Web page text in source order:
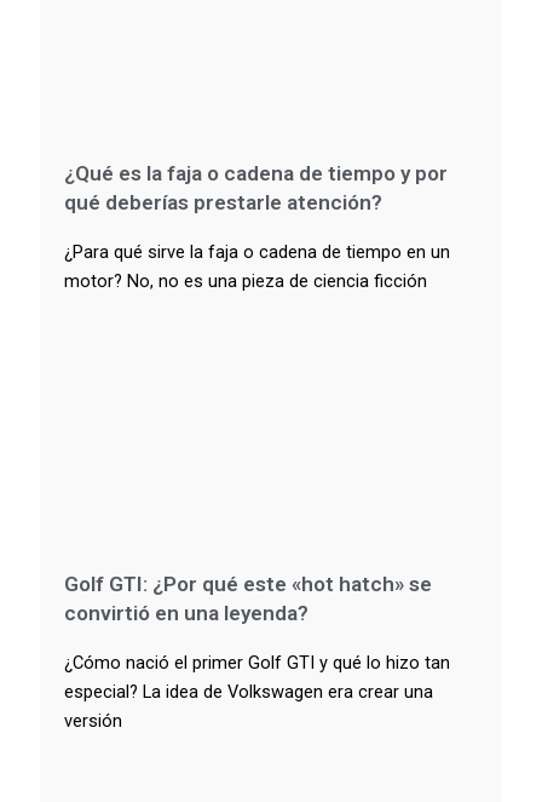
¿Qué es la faja o cadena de tiempo y por
qué deberías prestarle atención?
¿Para qué sirve la faja o cadena de tiempo en un
motor? No, no es una pieza de ciencia ficción
Golf GTI: ¿Por qué este «hot hatch» se
convirtió en una leyenda?
¿Cómo nació el primer Golf GTI y qué lo hizo tan
especial? La idea de Volkswagen era crear una
versión